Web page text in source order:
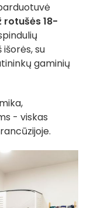
rotušės 18-
su
gaminių
- viskas